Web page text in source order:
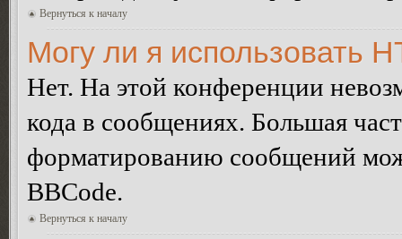
Вернуться к началу
Могу ли я использовать
Нет. На этой конференции
кода в сообщениях. Большая
форматированию сообщений
BBCode.
Вернуться к началу